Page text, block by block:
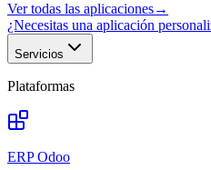
Ver todas las aplicaciones→
¿Necesitas una aplicación
Servicios
Plataformas
ERP Odoo